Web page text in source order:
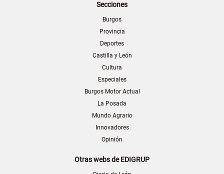
Secciones
Burgos
Provincia
Deportes
Castilla y León
Cultura
Especiales
Burgos Motor Actual
La Posada
Mundo Agrario
Innovadores
Opinión
Otras webs de EDIGRUP